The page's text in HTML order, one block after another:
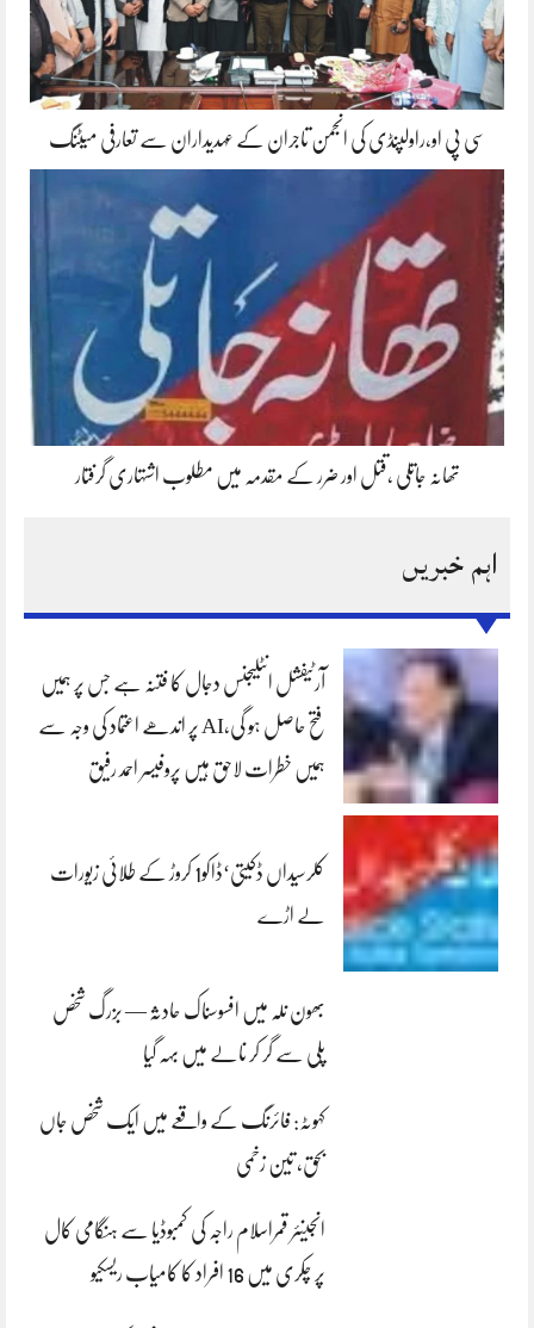
سی پی او،راولپنڈی کی انجمن تاجران کے عہدیداران سے تعارفی میٹنگ
تھانہ جاتلی ،قتل اور ضرر کے مقدمہ میں مطلوب اشتہاری گرفتار
اہم خبریں
آرٹیفشل انٹلیجنس دجال کا فتنہ ہے جس پر ہمیں
فتح حاصل ہو گی،AI پر اندھے اعتماد کی وجہ سے
ہمیں خطرات لاحق ہیں پروفیسر احمد رفیق
کلرسیداں ڈکیتی‘ڈاکو1 کروڑ کے طلائی زیورات
لے اڑے
بھون نلہ میں افسوسناک حادثہ — بزرگ شخص
پلی سے گر کر نالے میں بہہ گیا
کہوٹہ: فائرنگ کے واقعے میں ایک شخص جاں
بحق، تین زخمی
انجینئر قمراسلام راجہ کی کمبوڈیا سے ہنگامی کال
پر چکری میں 16 افراد کا کامیاب ریسکیو